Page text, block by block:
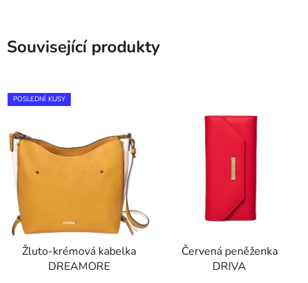
Související produkty
POSLEDNÍ KUSY
Žluto-krémová kabelka
DREAMORE
Červená peněženka
DRIVA